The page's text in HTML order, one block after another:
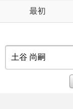
最初